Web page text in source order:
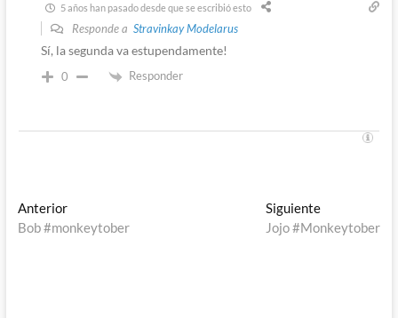
5 años han pasado desde que se escribió esto
Responde a Stravinkay Modelarus
Sí, la segunda va estupendamente!
0 Responder
Navegación
de
AnteriorEntrada
anterior:
Bob #monkeytober
SiguienteEntrada
siguiente:
Jojo #Monkeytober